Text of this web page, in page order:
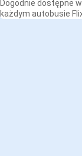
Dogodnie dostępne w
każdym autobusie